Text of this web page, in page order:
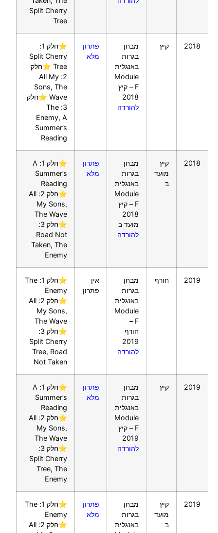
Split Cherry
Tree
2018 קיץ
מבחן
בגרות
באנגלית
Module
F – קיץ
2018
להורדה
פתרון
מלא
⭐חלק 1:
Split Cherry
Tree ⭐חלק
2: All My
Sons, The
Wave ⭐חלק
3: The
Enemy, A
Summer’s
Reading
2018
קיץ
מועד
ב
מבחן
בגרות
באנגלית
Module
F – קיץ
2018
מועד ב
להורדה
פתרון
מלא
⭐חלק 1: A
Summer’s
Reading
⭐חלק 2: All
My Sons,
The Wave
⭐חלק 3:
Road Not
Taken, The
Enemy
2019 חורף
מבחן
בגרות
באנגלית
Module
F –
חורף
2019
להורדה
אין
פתרון
⭐חלק 1: The
Enemy
⭐חלק 2: All
My Sons,
The Wave
⭐חלק 3:
Split Cherry
Tree, Road
Not Taken
2019 קיץ
מבחן
בגרות
באנגלית
Module
F – קיץ
2019
להורדה
פתרון
מלא
⭐חלק 1: A
Summer’s
Reading
⭐חלק 2: All
My Sons,
The Wave
⭐חלק 3:
Split Cherry
Tree, The
Enemy
2019
קיץ
מועד
ב
מבחן
בגרות
באנגלית
פתרון
מלא
⭐חלק 1: The
Enemy
⭐חלק 2: All